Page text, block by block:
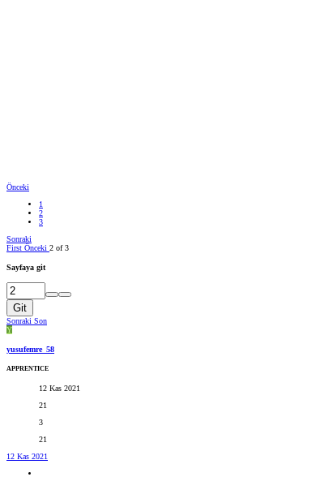
Önceki
1
2
3
Sonraki
First Önceki 2 of 3
Sayfaya git
Git
Sonraki Son
Y
yusufemre_58
APPRENTICE
12 Kas 2021
21
3
21
12 Kas 2021